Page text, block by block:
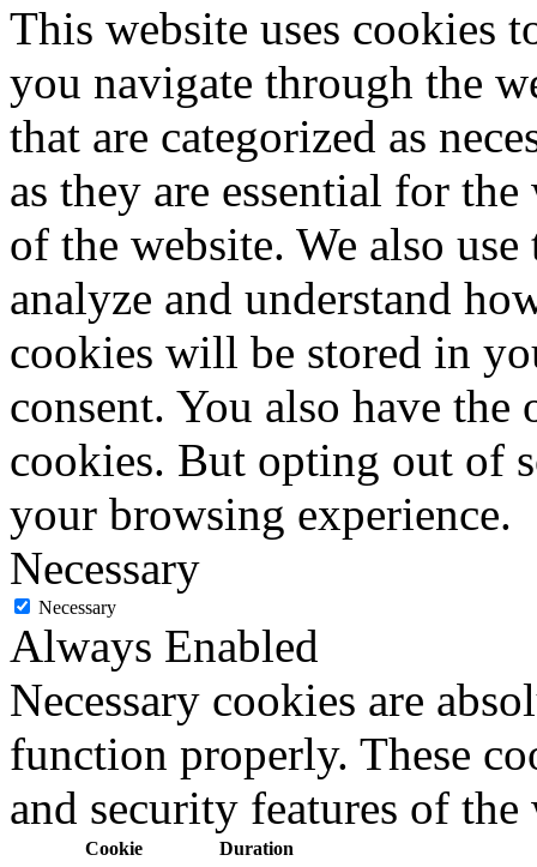
This website uses cookies
you navigate through the
that are categorized as
as they are essential for
of the website. We also
analyze and understand
cookies will be stored in
consent. You also have
cookies. But opting out of
your browsing experience.
Necessary
Necessary
Always Enabled
Necessary cookies are
function properly. These
and security features of
Cookie
Duration